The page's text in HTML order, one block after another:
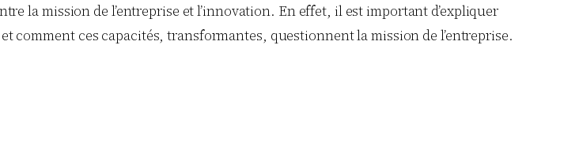
la mission de l’entreprise et l’innovation. En effet, il est important d’expliquer
comment ces capacités, transformantes, questionnent la mission de l’entreprise.